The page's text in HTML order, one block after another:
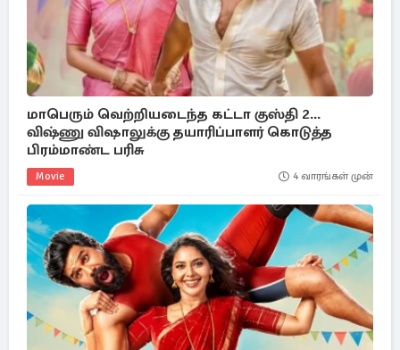
மாபெரும் வெற்றியடைந்த கட்டா குஸ்தி 2...
விஷ்ணு விஷாலுக்கு தயாரிப்பாளர் கொடுத்த
பிரம்மாண்ட பரிசு
Movie 4 வாரங்கள் முன்